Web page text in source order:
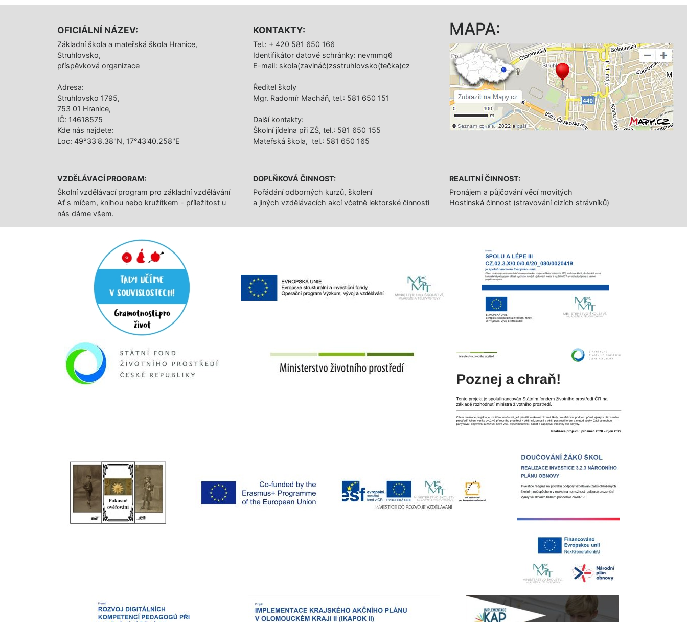
OFICIÁLNÍ NÁZEV:
Základní škola a mateřská škola Hranice,
Struhlovsko,
příspěvková organizace
Adresa:
Struhlovsko 1795,
753 01 Hranice,
IČ: 14618575
Kde nás najdete:
Loc: 49°33'8.38"N, 17°43'40.258"E
KONTAKTY:
Tel.: + 420 581 650 166
Identifikátor datové schránky: nevmmq6
E-mail: skola(zavináč)zsstruhlovsko(tečka)cz
Ředitel školy
Mgr. Radomír Macháň, tel.: 581 650 151
Další­ kontakty:
Školní jídelna při ZŠ, tel.: 581 650 155
Mateřská škola, tel.: 581 650 165
MAPA:
VZDĚLÁVACÍ PROGRAM:
Školní vzdělávací program pro základní vzdělávání
Ať s míčem, knihou nebo kružítkem - příležitost u
nás dáme všem.
DOPLŇKOVÁ ČINNOST:
Pořádání odborných kurzů, školení
a jiných vzdělávacích akcí včetně lektorské činnosti
REALITNÍ ČINNOST:
Pronájem a půjčování věcí movitých
Hostinská činnost (stravování cizích strávníků)